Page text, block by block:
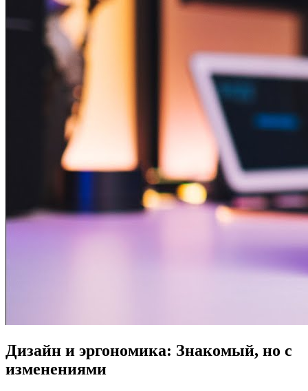
Дизайн и эргономика: Знакомый, но с
изменениями